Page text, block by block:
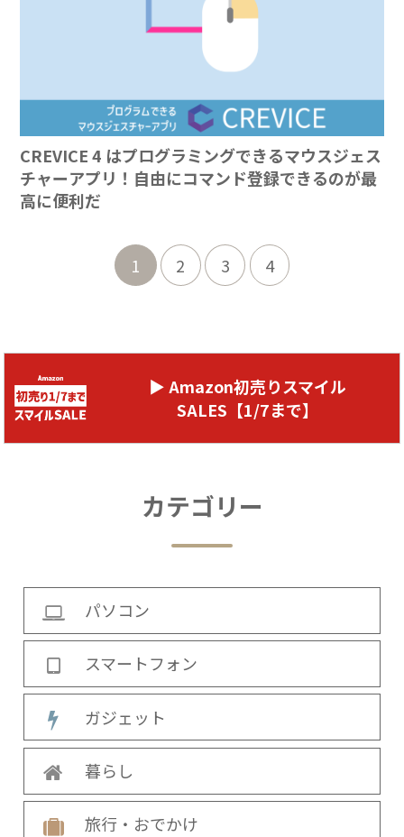
CREVICE 4 はプログラミングできるマウスジェス
チャーアプリ！自由にコマンド登録できるのが最
高に便利だ
1 2 3 4
▶ Amazon初売りスマイル
SALES【1/7まで】
カテゴリー
パソコン
スマートフォン
ガジェット
暮らし
旅行・おでかけ